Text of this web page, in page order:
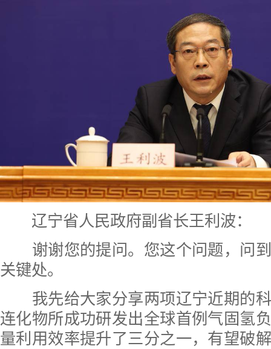
辽宁省人民政府副省长王利波：
谢谢您的提问。您这个问题，问到
关键处。
我先给大家分享两项辽宁近期的科
连化物所成功研发出全球首例气固氢
量利用效率提升了三分之一，有望破